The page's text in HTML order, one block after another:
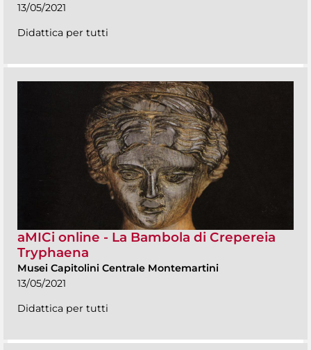
13/05/2021
Didattica per tutti
aMICi online - La Bambola di Crepereia
Tryphaena
Musei Capitolini Centrale Montemartini
13/05/2021
Didattica per tutti